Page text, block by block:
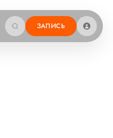
ЗАПИСЬ